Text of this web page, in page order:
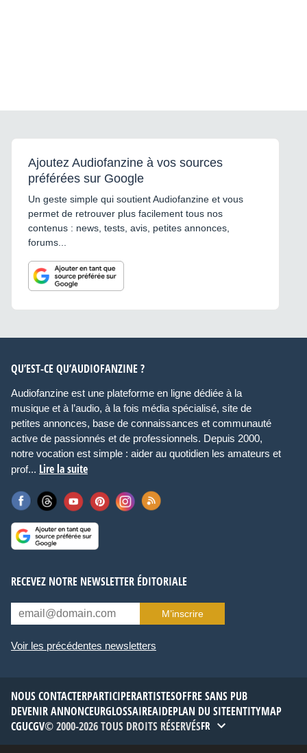
Ajoutez Audiofanzine à vos sources
préférées sur Google
Un geste simple qui soutient Audiofanzine et vous
permet de retrouver plus facilement tous nos
contenus : news, tests, avis, petites annonces,
forums...
QU’EST-CE QU’AUDIOFANZINE ?
Audiofanzine est une plateforme en ligne dédiée à la
musique et à l’audio, à la fois média spécialisé, site de
petites annonces, base de connaissances et communauté
active de passionnés et de professionnels. Depuis 2000,
notre vocation est simple : aider au quotidien les amateurs et
prof... Lire la suite
RECEVEZ NOTRE NEWSLETTER ÉDITORIALE
M’inscrire
Voir les précédentes newsletters
NOUS CONTACTERPARTICIPERARTISTESOFFRE SANS PUB
DEVENIR ANNONCEURGLOSSAIREAIDEPLAN DU SITEENTITYMAP
CGUCGV© 2000-2026 TOUS DROITS RÉSERVÉSFR